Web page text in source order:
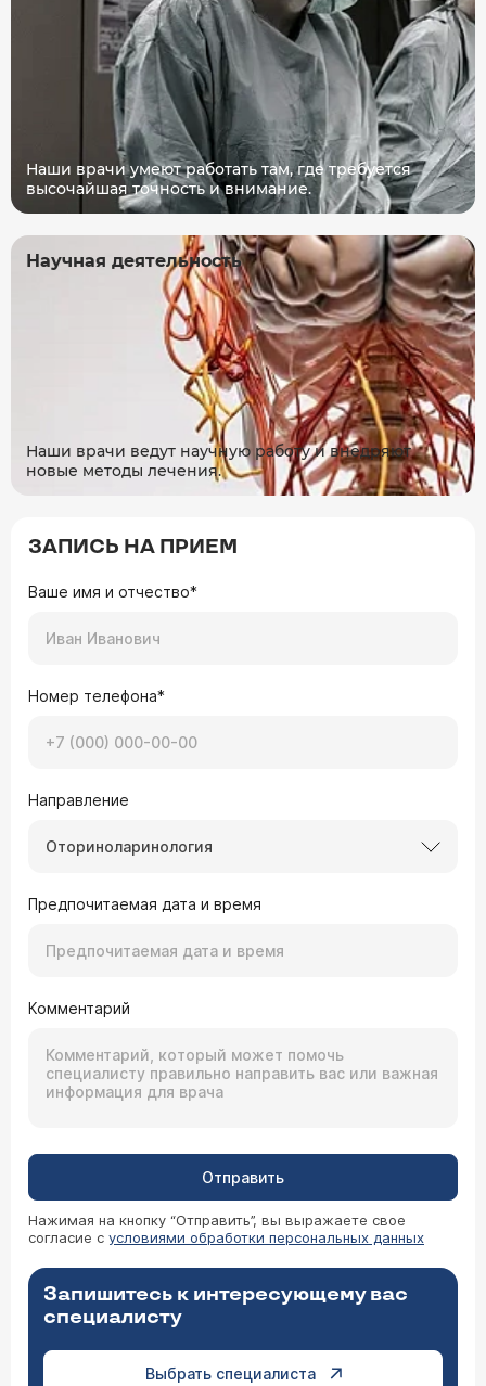
Наши врачи умеют работать там, где требуется
высочайшая точность и внимание.
Научная деятельность
Наши врачи ведут научную работу и внедряют
новые методы лечения.
ЗАПИСЬ НА ПРИЕМ
Ваше имя и отчество*
Номер телефона*
Направление
Оториноларинология
Предпочитаемая дата и время
Комментарий
Отправить
Нажимая на кнопку “Отправить”, вы выражаете свое
согласие с условиями обработки персональных данных
Запишитесь к интересующему вас
специалисту
Выбрать специалиста